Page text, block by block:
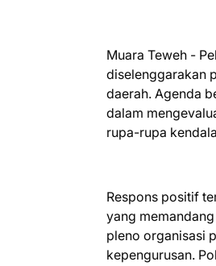
Muara Teweh -
diselenggarakan
daerah. Agenda
dalam
rupa-rupa
Respons positif
yang
pleno organisasi
kepengurusan.